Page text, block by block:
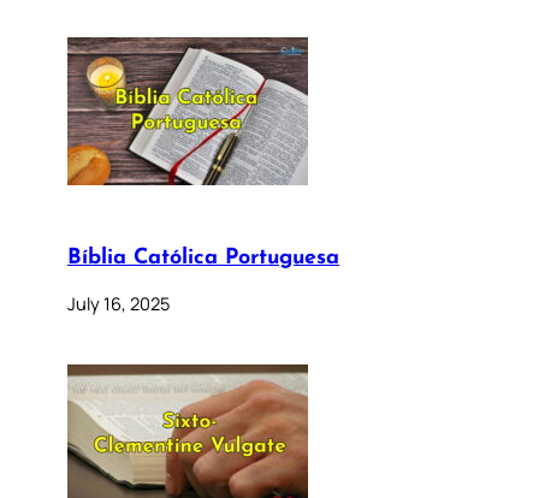
Bíblia Católica Portuguesa
July 16, 2025